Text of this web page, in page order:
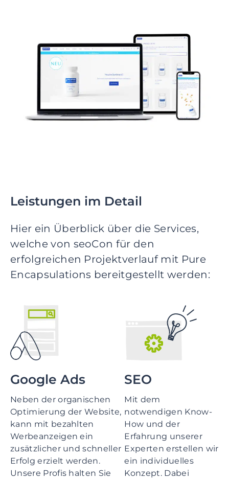
Leistungen im Detail
Hier ein Überblick über die Services,
welche von seoCon für den
erfolgreichen Projektverlauf mit Pure
Encapsulations bereitgestellt werden:
Google Ads
Neben der organischen
Optimierung der Website,
kann mit bezahlten
Werbeanzeigen ein
zusätzlicher und schneller
Erfolg erzielt werden.
Unsere Profis halten Sie
SEO
Mit dem
notwendigen Know-
How und der
Erfahrung unserer
Experten erstellen wir
ein individuelles
Konzept. Dabei